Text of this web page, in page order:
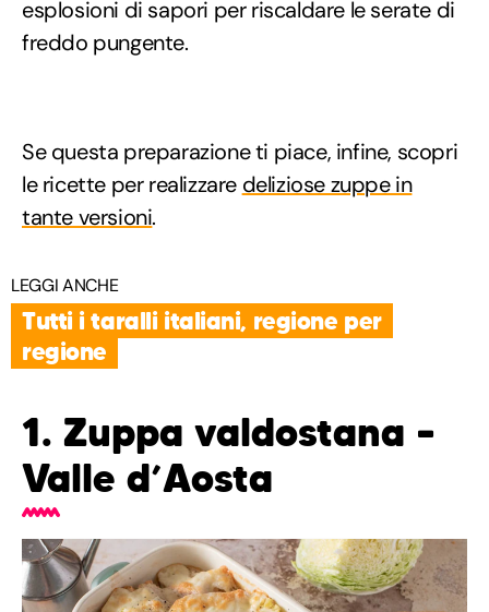
esplosioni di sapori per riscaldare le serate di
freddo pungente.
Se questa preparazione ti piace, infine, scopri
le ricette per realizzare deliziose zuppe in
tante versioni.
LEGGI ANCHE
Tutti i taralli italiani, regione per
regione
1. Zuppa valdostana –
Valle d’Aosta